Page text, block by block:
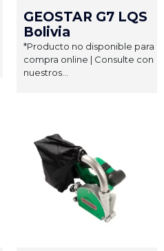
GEOSTAR G7 LQS
Bolivia
*Producto no disponible para
compra online | Consulte con
nuestros...